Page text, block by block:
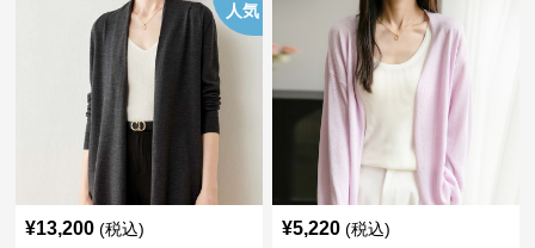
人気
¥13,200 (税込) ¥5,220 (税込)